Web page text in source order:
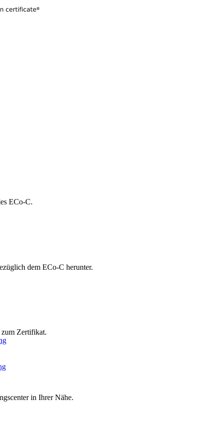
ECo-C.
dem ECo-C herunter.
Zertifikat.
in Ihrer Nähe.